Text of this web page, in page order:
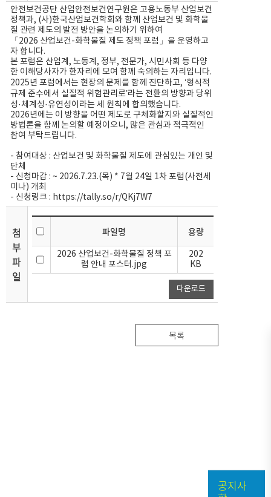
안전보건공단 산업안전보건연구원은 고용노동부 산업보건
정책과, (사)한국산업보건학회와 함께 산업보건 및 화학물
질 관련 제도의 발전 방안을 논의하기 위하여
「2026 산업보건-화학물질 제도 정책 포럼」을 운영하고
자 합니다.
본 포럼은 산업계, 노동계, 정부, 전문가, 시민사회 등 다양
한 이해당사자가 한자리에 모여 함께 숙의하는 자리입니다.
2025년 포럼에서는 현장의 문제를 함께 진단하고, ‘형식적
규제 준수에서 실질적 위험관리로’라는 전환의 방향과 당위
성·체계성·유연성이라는 세 원칙에 합의했습니다.
2026년에는 이 방향을 어떤 제도로 구체화할지와 실질적인
방법론을 함께 논의할 예정이오니, 많은 관심과 적극적인
참여 부탁드립니다.
- 참여대상 : 산업보건 및 화학물질 제도에 관심있는 개인 및
단체
- 신청마감 : ~ 2026.7.23.(목) * 7월 24일 1차 포럼(사전세
미나) 개최
- 신청링크 : https://tally.so/r/QKj7W7
첨
부
파
일
파일명 용량
2026 산업보건-화학물질 정책 포
럼 안내 포스터.jpg
202
KB
다운로드
목록
공지사